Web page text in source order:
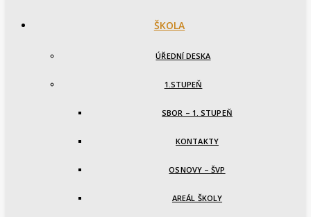
ŠKOLA
ÚŘEDNÍ DESKA
1.STUPEŇ
SBOR – 1. STUPEŇ
KONTAKTY
OSNOVY – ŠVP
AREÁL ŠKOLY